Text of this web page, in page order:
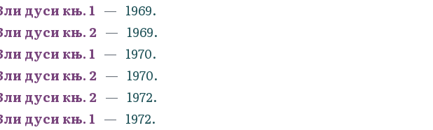
дуси књ. 1
1969.
дуси књ. 2
1969.
дуси књ. 1
1970.
дуси књ. 2
1970.
дуси књ. 2
1972.
дуси књ. 1
1972.